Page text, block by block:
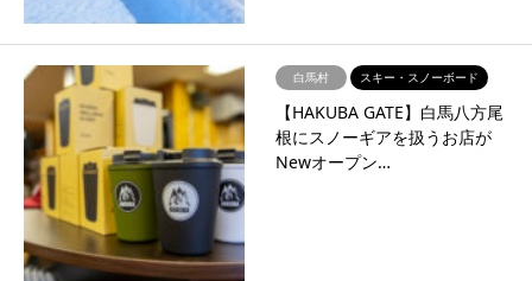
白馬村 スキー・スノーボード
【HAKUBA GATE】白馬八方尾
根にスノーギアを扱うお店が
Newオープン…